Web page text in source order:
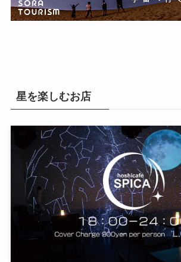
星を楽しむお店